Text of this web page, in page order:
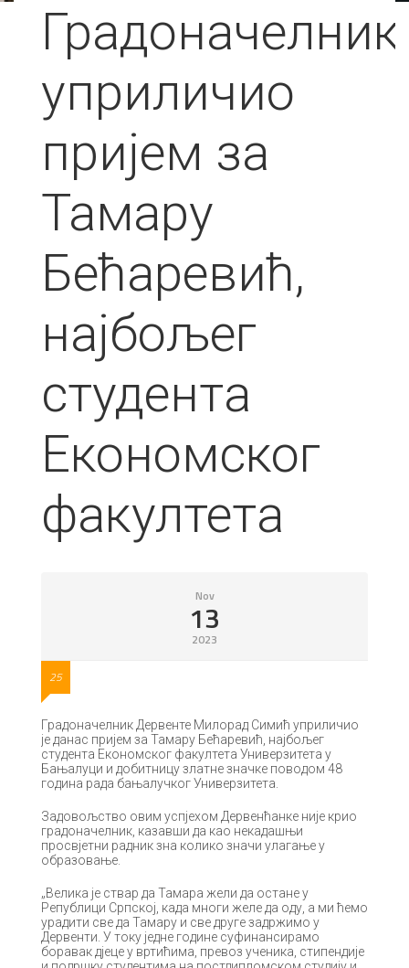
Градоначелник
уприличио
пријем за
Тамару
Бећаревић,
најбољег
студента
Економског
факултета
Nov
13
2023
25
Градоначелник Дервенте Милорад Симић уприличио
је данас пријем за Тамару Бећаревић, најбољег
студента Економског факултета Универзитета у
Бањалуци и добитницу златне значке поводом 48
година рада бањалучког Универзитета.
Задовољство овим успјехом Дервенћанке није крио
градоначелник, казавши да као некадашњи
просвјетни радник зна колико значи улагање у
образовање.
„Велика је ствар да Тамара жели да остане у
Републици Српској, када многи желе да оду, а ми ћемо
урадити све да Тамару и све друге задржимо у
Дервенти. У току једне године суфинансирамо
боравак дјеце у вртићима, превоз ученика, стипендије